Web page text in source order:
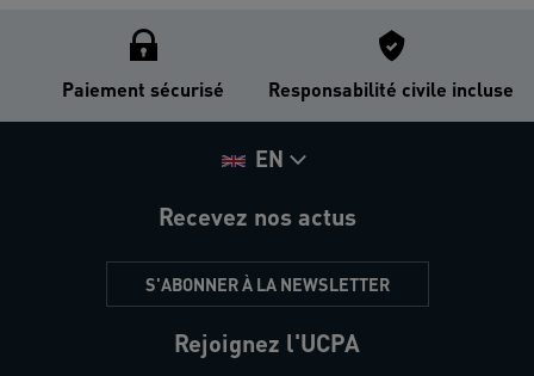
Paiement sécurisé Responsabilité civile incluse
EN
Recevez nos actus
S'ABONNER À LA NEWSLETTER
Rejoignez l'UCPA